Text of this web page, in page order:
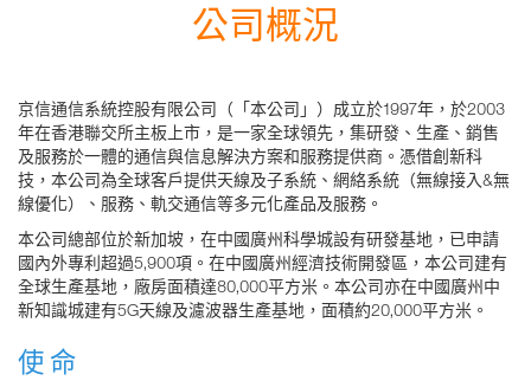
公司概況
京信通信系統控股有限公司（「本公司」）成立於1997年，於2003
年在香港聯交所主板上市，是一家全球領先，集研發、生產、銷售
及服務於一體的通信與信息解決方案和服務提供商。憑借創新科
技，本公司為全球客戶提供天線及子系統、網絡系統（無線接入&無
線優化）、服務、軌交通信等多元化產品及服務。
本公司總部位於新加坡，在中國廣州科學城設有研發基地，已申請
國內外專利超過5,900項。在中國廣州經濟技術開發區，本公司建有
全球生產基地，廠房面積達80,000平方米。本公司亦在中國廣州中
新知識城建有5G天線及濾波器生產基地，面積約20,000平方米。
使 命